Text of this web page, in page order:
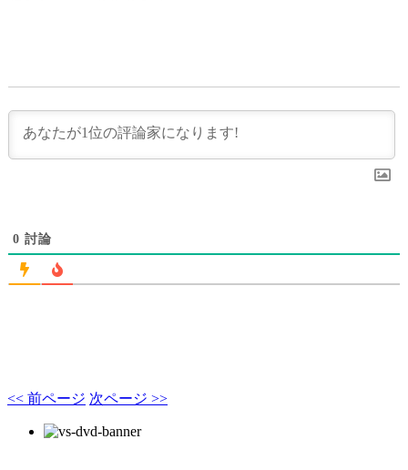
0 討論
<< 前ページ 次ページ >>